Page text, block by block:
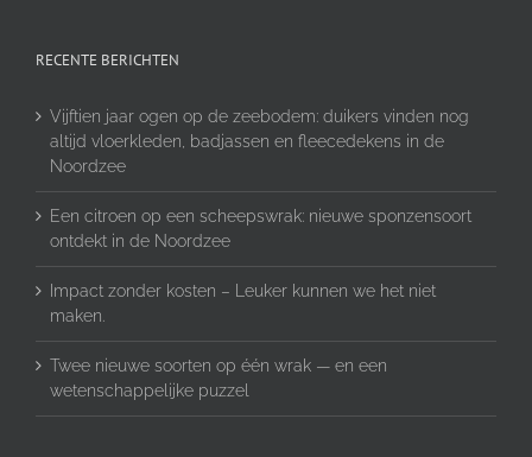
RECENTE BERICHTEN
Vijftien jaar ogen op de zeebodem: duikers vinden nog
altijd vloerkleden, badjassen en fleecedekens in de
Noordzee
Een citroen op een scheepswrak: nieuwe sponzensoort
ontdekt in de Noordzee
Impact zonder kosten – Leuker kunnen we het niet
maken.
Twee nieuwe soorten op één wrak — en een
wetenschappelijke puzzel